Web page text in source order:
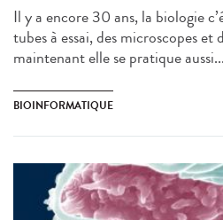
Il y a encore 30 ans, la biologie
tubes à essai, des microscopes
maintenant elle se pratique aussi...
BIOINFORMATIQUE